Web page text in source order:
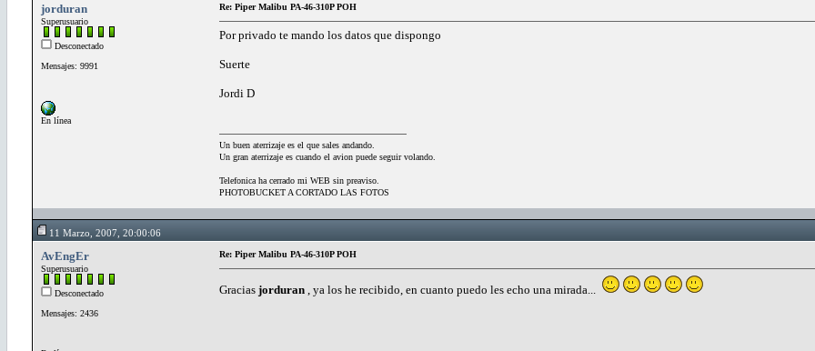
jorduran
Superusuario
Desconectado
Mensajes: 9991
En línea
Re: Piper Malibu PA-46-310P POH
Por privado te mando los datos que dispongo
Suerte
Jordi D
Un buen aterrizaje es el que sales andando.
Un gran aterrizaje es cuando el avion puede seguir volando.
Telefonica ha cerrado mi WEB sin preaviso.
PHOTOBUCKET A CORTADO LAS FOTOS
11 Marzo, 2007, 20:00:06
AvEngEr
Superusuario
Desconectado
Mensajes: 2436
Re: Piper Malibu PA-46-310P POH
Gracias jorduran , ya los he recibido, en cuanto puedo les echo una mirada...